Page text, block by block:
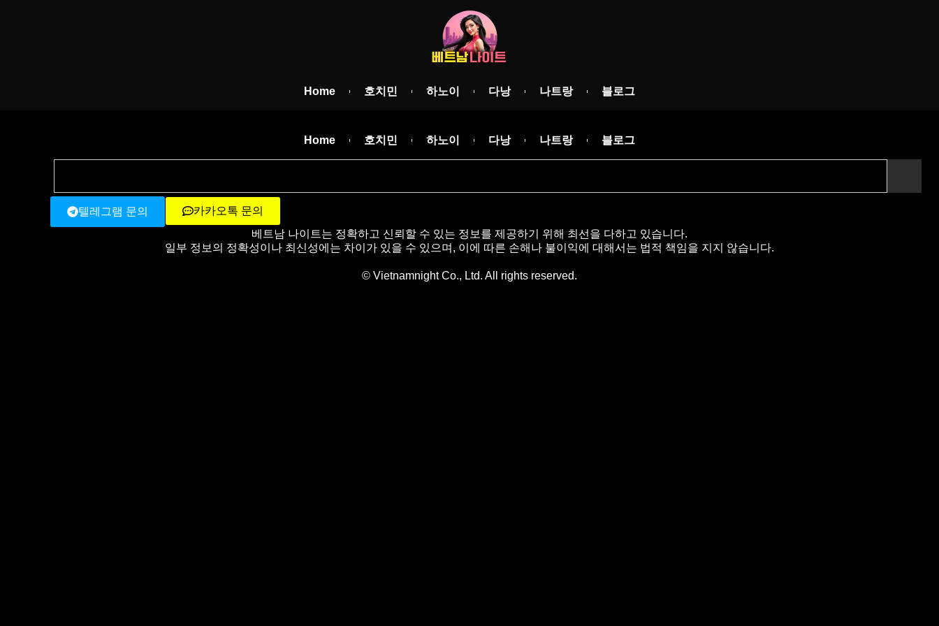
Home 호치민 하노이 다낭 나트랑 블로그
Home 호치민 하노이 다낭 나트랑 블로그
텔레그램 문의
카카오톡 문의
베트남 나이트는 정확하고 신뢰할 수 있는 정보를 제공하기 위해 최선을 다하고 있습니다.
일부 정보의 정확성이나 최신성에는 차이가 있을 수 있으며, 이에 따른 손해나 불이익에 대해서는 법적 책임을 지지 않습니다.
© Vietnamnight Co., Ltd. All rights reserved.